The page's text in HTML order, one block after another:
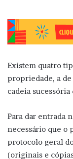
Existem quatro
propriedade, a
cadeia
Para dar entrada
necessário que o
protocolo geral
(originais e